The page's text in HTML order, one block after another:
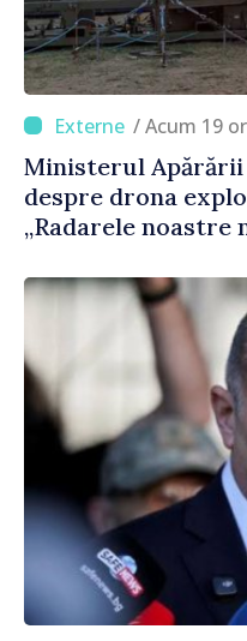
/ Acum 19
Ministerul Apărării
despre drona
„Radarele